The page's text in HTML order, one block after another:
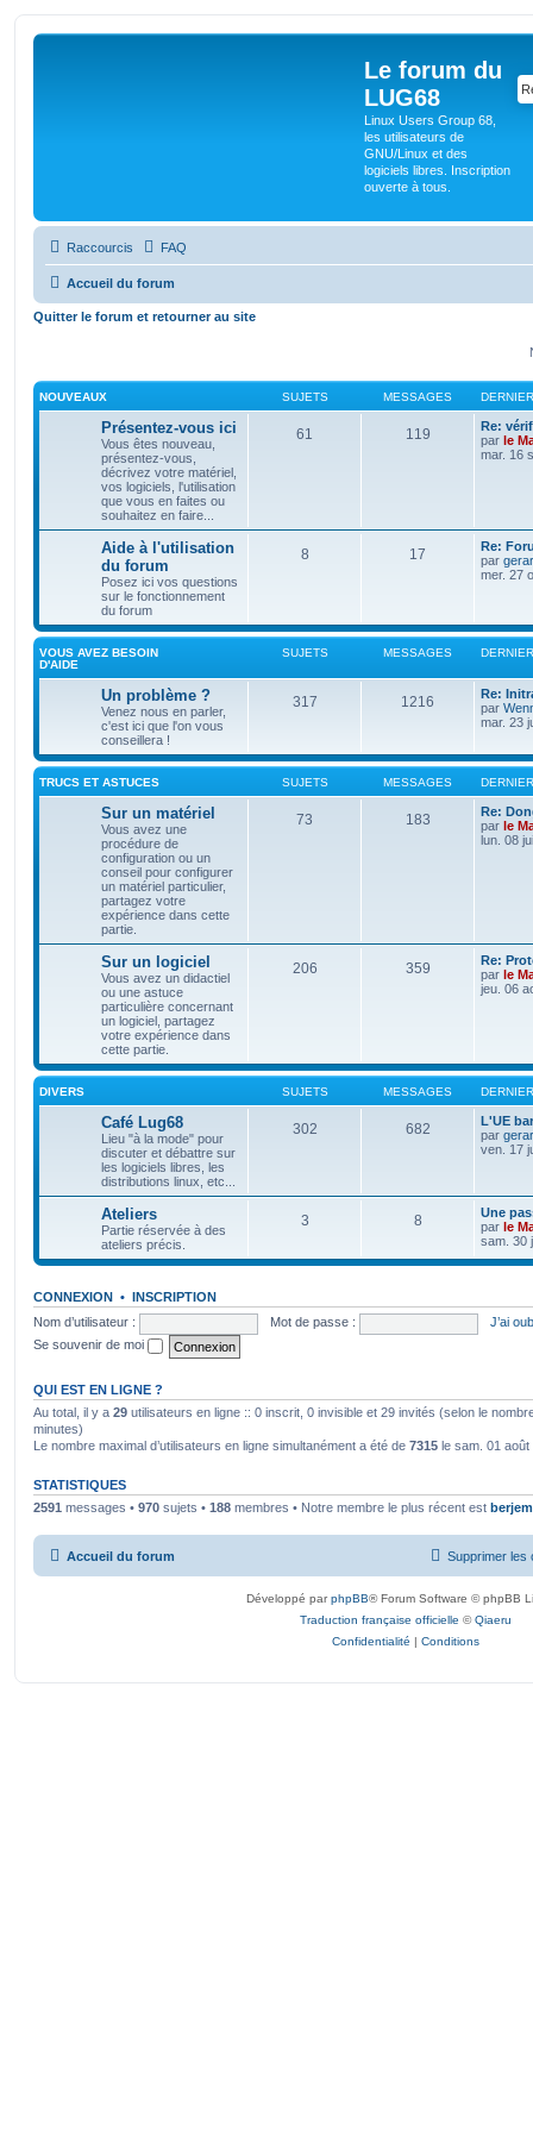
Le forum du
LUG68
Linux Users Group 68,
les utilisateurs de
GNU/Linux et des
logiciels libres. Inscription
ouverte à tous.
Raccourcis FAQ
Accueil du forum
Quitter le forum et retourner au site
NOUVEAUX SUJETS MESSAGES
Présentez-vous ici
Vous êtes nouveau,
présentez-vous,
décrivez votre matériel,
vos logiciels, l'utilisation
que vous en faites ou
souhaitez en faire...
61 119
Re:
par le
mar. 16
Aide à l'utilisation
du forum
Posez ici vos questions
sur le fonctionnement
du forum
8 17
Re:
par
mer. 27
VOUS AVEZ BESOIN
D'AIDE
SUJETS MESSAGES
Un problème ?
Venez nous en parler,
c'est ici que l'on vous
conseillera !
317 1216
Re:
par
mar. 23
TRUCS ET ASTUCES SUJETS MESSAGES
Sur un matériel
Vous avez une
procédure de
configuration ou un
conseil pour configurer
un matériel particulier,
partagez votre
expérience dans cette
partie.
73 183
Re:
par le
lun. 08
Sur un logiciel
Vous avez un didactiel
ou une astuce
particulière concernant
un logiciel, partagez
votre expérience dans
cette partie.
206 359
Re:
par le
jeu. 06
DIVERS SUJETS MESSAGES
Café Lug68
Lieu "à la mode" pour
discuter et débattre sur
les logiciels libres, les
distributions linux, etc...
302 682
L'UE
par
ven. 17
Ateliers
Partie réservée à des
ateliers précis.
3 8
Une
par le
sam. 30
CONNEXION • INSCRIPTION
Nom d’utilisateur :
Mot de passe :
J’ai
Se souvenir de moi
QUI EST EN LIGNE ?
Au total, il y a 29 utilisateurs en ligne :: 0 inscrit, 0 invisible et 29 invités (selon le
minutes)
Le nombre maximal d’utilisateurs en ligne simultanément a été de 7315 le sam. 01 août
STATISTIQUES
2591 messages • 970 sujets • 188 membres • Notre membre le plus récent est
Accueil du forum Supprimer les
Développé parphpBB® Forum Software © phpBB
Traduction française officielle ©Qiaeru
Confidentialité | Conditions